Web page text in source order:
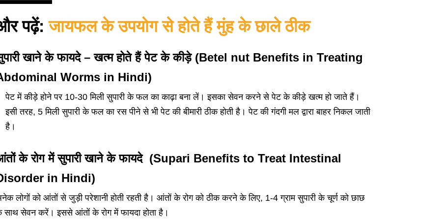
पढ़ें: जायफल के उपयोग से होते हैं मुंह के छाले ठीक
खाने के फायदे – खत्म होते हैं पेट के कीड़े (Betel nut Benefits in Treating
Worms in Hindi)
पेट में कीड़े होने पर 10-30 मिली सुपारी के फल का काढ़ा बना लें। इसका सेवन करने से पेट के कीड़े खत्म हो जाते हैं।
इसी तरह, 5 मिली सुपारी के फल का रस पीने से भी पेट की बीमारी ठीक होती है। पेट की गंदगी मल द्वारा बाहर निकल जाती
है।
के रोग में सुपारी खाने के फायदे (Supari Benefits to Treat Intestinal
in Hindi)
लोगों को आंतों से जुड़ी परेशानी होती रहती है। आंतों के रोग को ठीक करने के लिए, 1-4 ग्राम सुपारी के चूर्ण को छाछ
साथ सेवन करें। इससे आंतों के रोग में फायदा होता है।